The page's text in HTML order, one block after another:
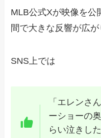
MLB公式Xが映像を公
間で大きな反響が広が
SNS上では
「エレンさ
ーショーの
らい泣きし